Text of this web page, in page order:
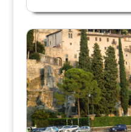
места в Музее не
посетители видят
золотые монеты и
Верона